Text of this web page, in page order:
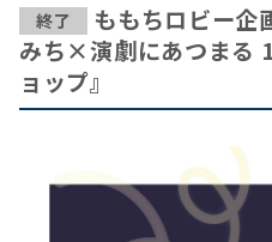
終了
ももちロビー
みち×演劇にあつまる
ョップ』